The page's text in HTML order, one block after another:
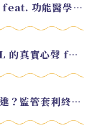
EP.220 好久不見！2026 試錄集 feat. 功能醫學營養師 美寶
EP.219 從銀行高管轉職幣圈 KOL 的真實心聲 feat.龜大
EP.217 美元穩定幣未來會如何演進？監管套利終將收斂？feat. 研究員 余哲安